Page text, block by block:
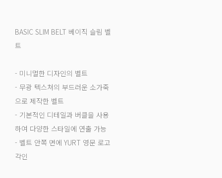
BASIC SLIM BELT 베이직 슬림 벨
트
- 미니멀한 디자인의 벨트
- 무광 텍스쳐의 부드러운 소가죽
으로 제작한 벨트
- 기본적인 디테일과 버클을 사용
하여 다양한 스타일에 연출 가능
- 벨트 안쪽 면에 YURT 영문 로고
각인